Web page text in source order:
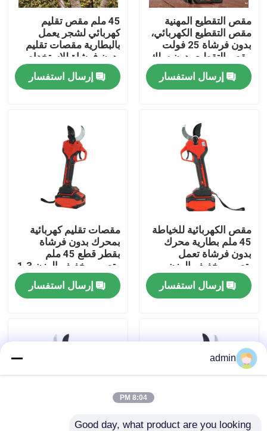
المنزل
عرض المصنع
اتصل بنا
بالمنشار البنزين
منشار كهربائي
مقص التقطيع المهنية
مقص التقطيع الكهربائي،
بدون فرشاة 25 فولت
مقص التقطيع بدون سلك
إرسال استفسار
45 ملم مقص تقليم
كهربائي لشجر يعمل
بالبطارية مقصات تقليم
بدون فرشاة للاستخدام
في الحديقة
إرسال استفسار
مقص الكهربائية للخياطة
45 ملم بطارية محرك
بدون فرشاة تعمل
بتصميم خفيف الوزن
إرسال استفسار
مقصات تقليم كهربائية
بمحرك بدون فرشاة
بقطر قطع 45 ملم
وتصميم خفيف الوزن 1.3
كجم
إرسال استفسار
admin
8:04 PM
Good day, what product are you looking